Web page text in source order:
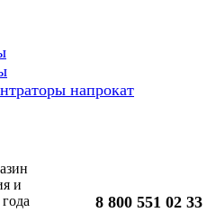
напрокат
и
8 800 551 02 33